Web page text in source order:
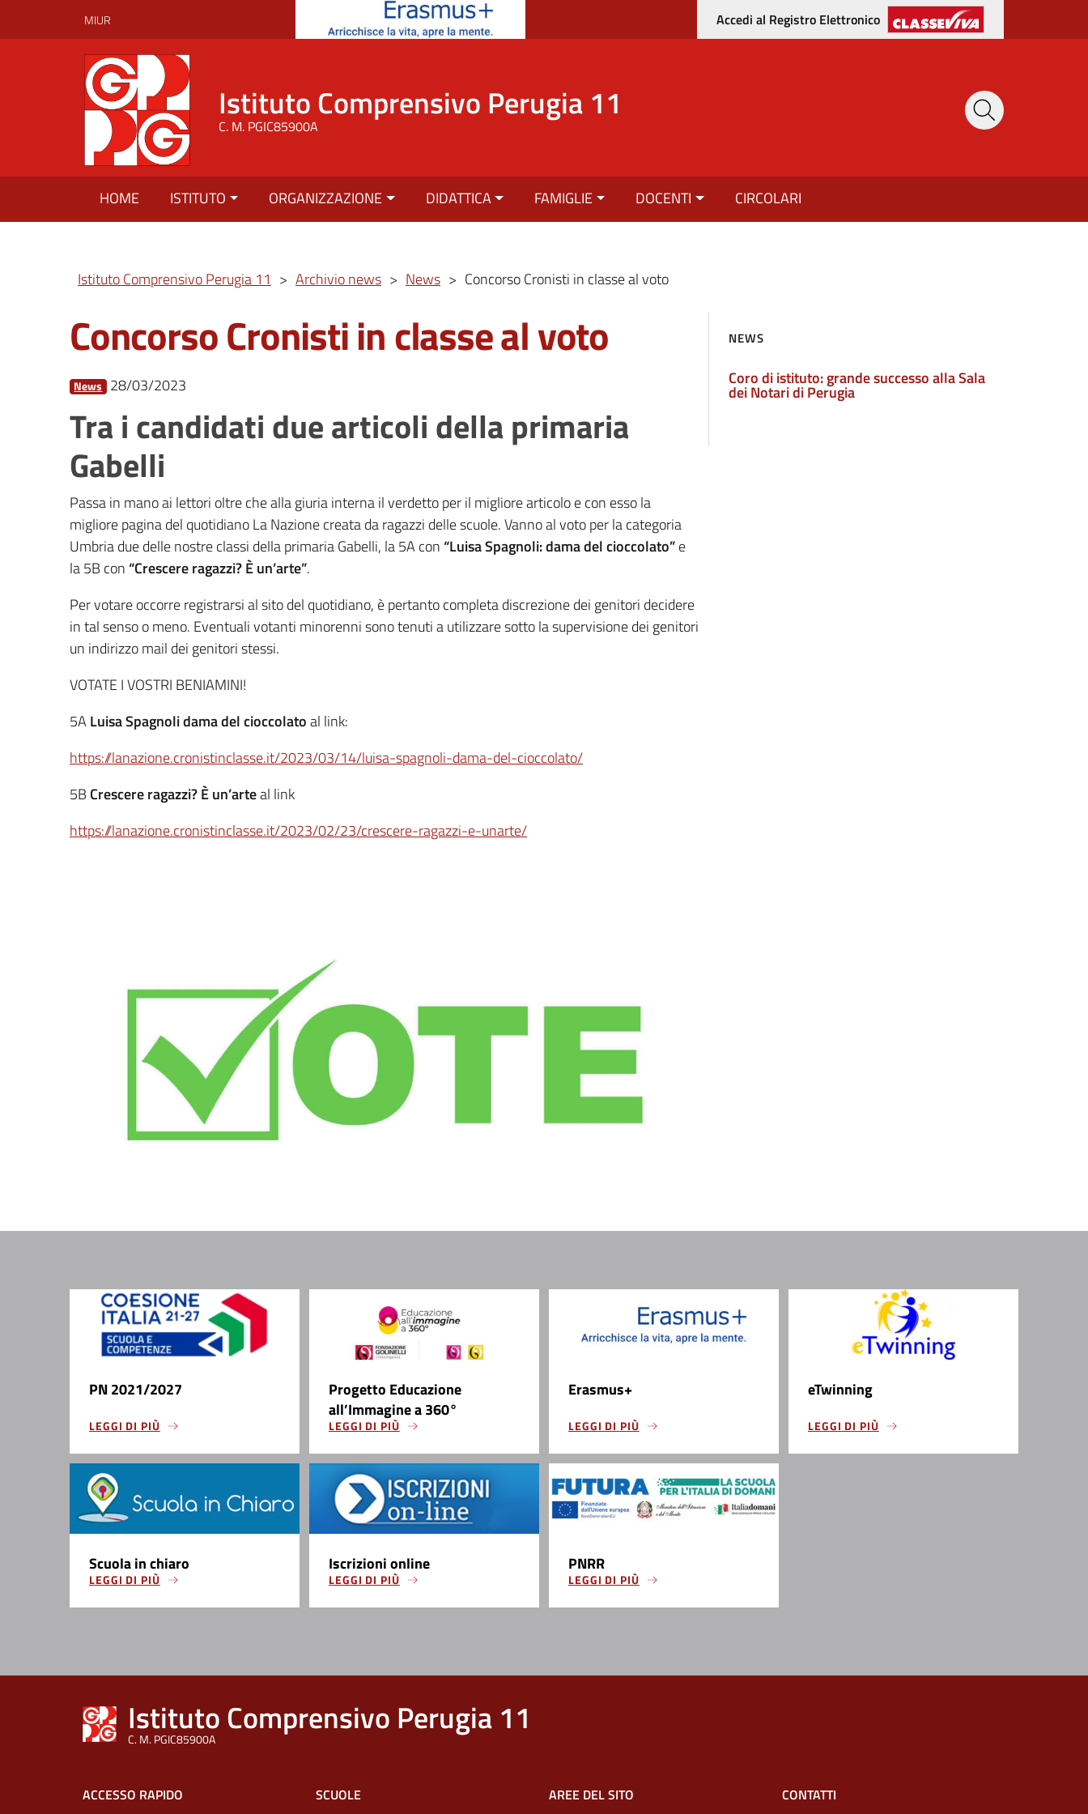
MIUR Accedi al Registro Elettronico
Istituto Comprensivo Perugia 11
C. M. PGIC85900A
HOME ISTITUTO ORGANIZZAZIONE DIDATTICA FAMIGLIE DOCENTI CIRCOLARI
Istituto Comprensivo Perugia 11 > Archivio news > News > Concorso Cronisti in classe al voto
Concorso Cronisti in classe al voto
News 28/03/2023
Tra i candidati due articoli della primaria
Gabelli
Passa in mano ai lettori oltre che alla giuria interna il verdetto per il migliore articolo e con esso la
migliore pagina del quotidiano La Nazione creata da ragazzi delle scuole. Vanno al voto per la categoria
Umbria due delle nostre classi della primaria Gabelli, la 5A con “Luisa Spagnoli: dama del cioccolato”e
la 5B con “Crescere ragazzi? È un’arte”.
Per votare occorre registrarsi al sito del quotidiano, è pertanto completa discrezione dei genitori decidere
in tal senso o meno. Eventuali votanti minorenni sono tenuti a utilizzare sotto la supervisione dei genitori
un indirizzo mail dei genitori stessi.
VOTATE I VOSTRI BENIAMINI!
5A Luisa Spagnoli dama del cioccolatoal link:
https://lanazione.cronistinclasse.it/2023/03/14/luisa-spagnoli-dama-del-cioccolato/
5B Crescere ragazzi? È un’arteal link
https://lanazione.cronistinclasse.it/2023/02/23/crescere-ragazzi-e-unarte/
NEWS
Coro di istituto: grande successo alla Sala
dei Notari di Perugia
PN 2021/2027
LEGGI DI PIÙ
Progetto Educazione
all’Immagine a 360°
LEGGI DI PIÙ
Erasmus+
LEGGI DI PIÙ
eTwinning
LEGGI DI PIÙ
Scuola in chiaro
LEGGI DI PIÙ
Iscrizioni online
LEGGI DI PIÙ
PNRR
LEGGI DI PIÙ
Istituto Comprensivo Perugia 11
C. M. PGIC85900A
ACCESSO RAPIDO SCUOLE AREE DEL SITO CONTATTI